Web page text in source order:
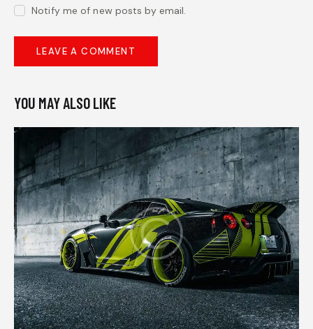
Notify me of new posts by email.
YOU MAY ALSO LIKE